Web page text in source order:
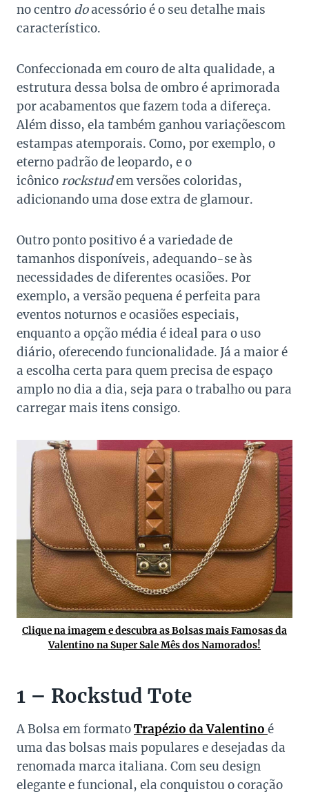
no centro doacessório é o seu detalhe mais
característico.
Confeccionada em couro de alta qualidade, a
estrutura dessa bolsa de ombro é aprimorada
por acabamentos que fazem toda a difereça.
Além disso, ela também ganhou variaçõescom
estampas atemporais. Como, por exemplo, o
eterno padrão de leopardo, e o
icônico rockstudem versões coloridas,
adicionando uma dose extra de glamour.
Outro ponto positivo é a variedade de
tamanhos disponíveis, adequando-se às
necessidades de diferentes ocasiões. Por
exemplo, a versão pequena é perfeita para
eventos noturnos e ocasiões especiais,
enquanto a opção média é ideal para o uso
diário, oferecendo funcionalidade. Já a maior é
a escolha certa para quem precisa de espaço
amplo no dia a dia, seja para o trabalho ou para
carregar mais itens consigo.
Clique na imagem e descubra as Bolsas mais Famosas da
Valentino na Super Sale Mês dos Namorados!
1 – Rockstud Tote
A Bolsa em formatoTrapézio da Valentino é
uma das bolsas mais populares e desejadas da
renomada marca italiana. Com seu design
elegante e funcional, ela conquistou o coração